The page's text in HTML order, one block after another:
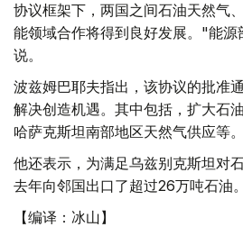
协议框架下，两国之间石油天然气
能领域合作将得到良好发展。"能源
说。
波兹姆巴耶夫指出，该协议的批准
解决创造机遇。其中包括，扩大石
哈萨克斯坦南部地区天然气供应等。
他还表示，为满足乌兹别克斯坦对
去年向邻国出口了超过26万吨石油。
【编译：冰山】